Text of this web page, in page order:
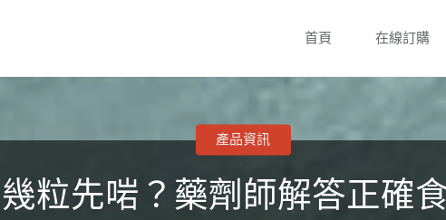
首頁 在線訂購
粒先啱？藥劑師解答正確
產品資訊